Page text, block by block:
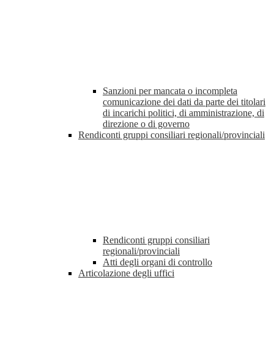
Sanzioni per mancata o incompleta
comunicazione dei dati da parte dei titolari
di incarichi politici, di amministrazione, di
direzione o di governo
Rendiconti gruppi consiliari regionali/provinciali
Rendiconti gruppi consiliari
regionali/provinciali
Atti degli organi di controllo
Articolazione degli uffici